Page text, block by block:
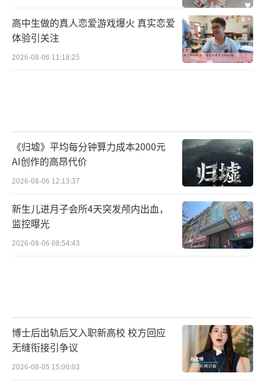
陕西恒达律师事务所高级合伙人、知名公
益律师赵良善认为，赵女士与珠宝店关于钻戒
回收的纠纷属于民事纠纷，不属于派出所管辖
范围，派出所也只能从中调解处理，如调解失
赵良善表示，目前双方对于买钻时店方是
否交付了GIA国际证书这一问题，各执一词，扑
朔迷离。但是该问题在本事件中已然变得不那
么重要了，关键是店方事后单方提出的证书、
标签、票据齐全才符合回收标准的规则能否成
立。
事后就会注重保存这个证书。出于保护消费者
权益的考虑，店方如果未履行此告知义务，事
后又要求赵女士交回GIA国际证书，这有刁难消
费者之嫌。
高中生做的真人恋爱游戏爆火 真实恋爱
体验引关注
2026-08-06 11:18:25
《归墟》平均每分钟算力成本2000元
AI创作的高昂代价
2026-08-06 12:13:37
新生儿进月子会所4天突发颅内出血，
监控曝光
2026-08-06 08:54:43
博士后出轨后又入职新高校 校方回应
无缝衔接引争议
2026-08-05 15:00:03